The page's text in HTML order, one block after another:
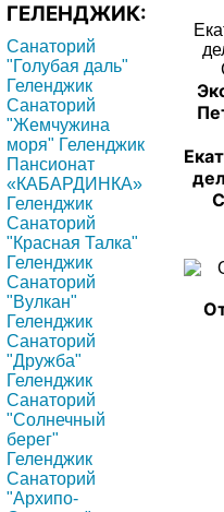
ГЕЛЕНДЖИК:
Санаторий
"Голубая даль"
Геленджик
Санаторий
"Жемчужина
моря" Геленджик
Пансионат
«КАБАРДИНКА»
Геленджик
Санаторий
"Красная Талка"
Геленджик
Санаторий
"Вулкан"
Геленджик
Санаторий
"Дружба"
Геленджик
Санаторий
"Солнечный
берег"
Геленджик
Санаторий
"Архипо-